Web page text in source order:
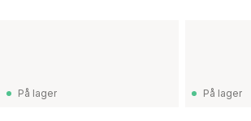
På lager På lager